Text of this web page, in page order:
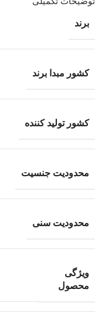
برند
کشور مبدا برند
کشور تولید کننده
محدودیت جنسیت
محدودیت سنی
ویژگی
محصول